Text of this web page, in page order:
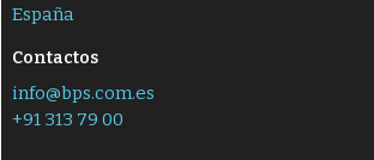
España
Contactos
info@bps.com.es
+91 313 79 00